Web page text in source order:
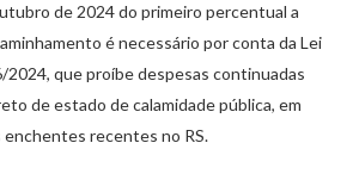
de 2024 do primeiro percentual a
é necessário por conta da Lei
que proíbe despesas continuadas
de estado de calamidade pública, em
recentes no RS.